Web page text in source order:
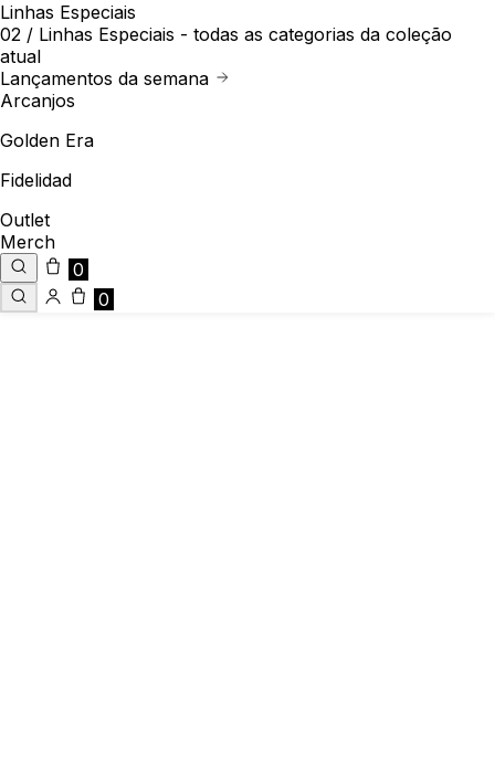
Linhas Especiais
02 / Linhas Especiais - todas as categorias da coleção
atual
Lançamentos da semana
Arcanjos
Golden Era
Fidelidad
Outlet
Merch
0
0